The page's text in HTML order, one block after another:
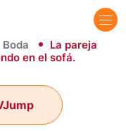
Boda
La pareja
en el sofá.